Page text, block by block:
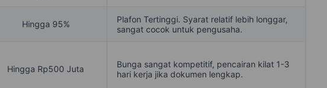
Hingga 95%
Plafon Tertinggi. Syarat relatif lebih longgar,
sangat cocok untuk pengusaha.
Hingga Rp500 Juta
Bunga sangat kompetitif, pencairan kilat 1-3
hari kerja jika dokumen lengkap.